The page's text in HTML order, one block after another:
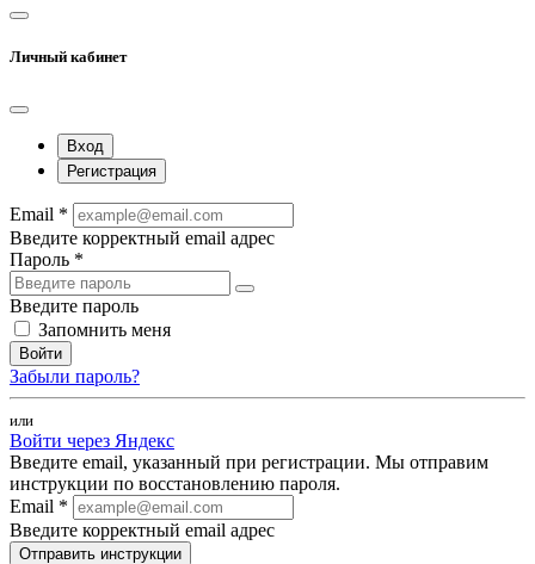
Личный кабинет
Вход
Регистрация
Email *
Введите корректный email адрес
Пароль *
Введите пароль
Запомнить меня
Войти
Забыли пароль?
или
Войти через Яндекс
Введите email, указанный при регистрации. Мы отправим
инструкции по восстановлению пароля.
Email *
Введите корректный email адрес
Отправить инструкции